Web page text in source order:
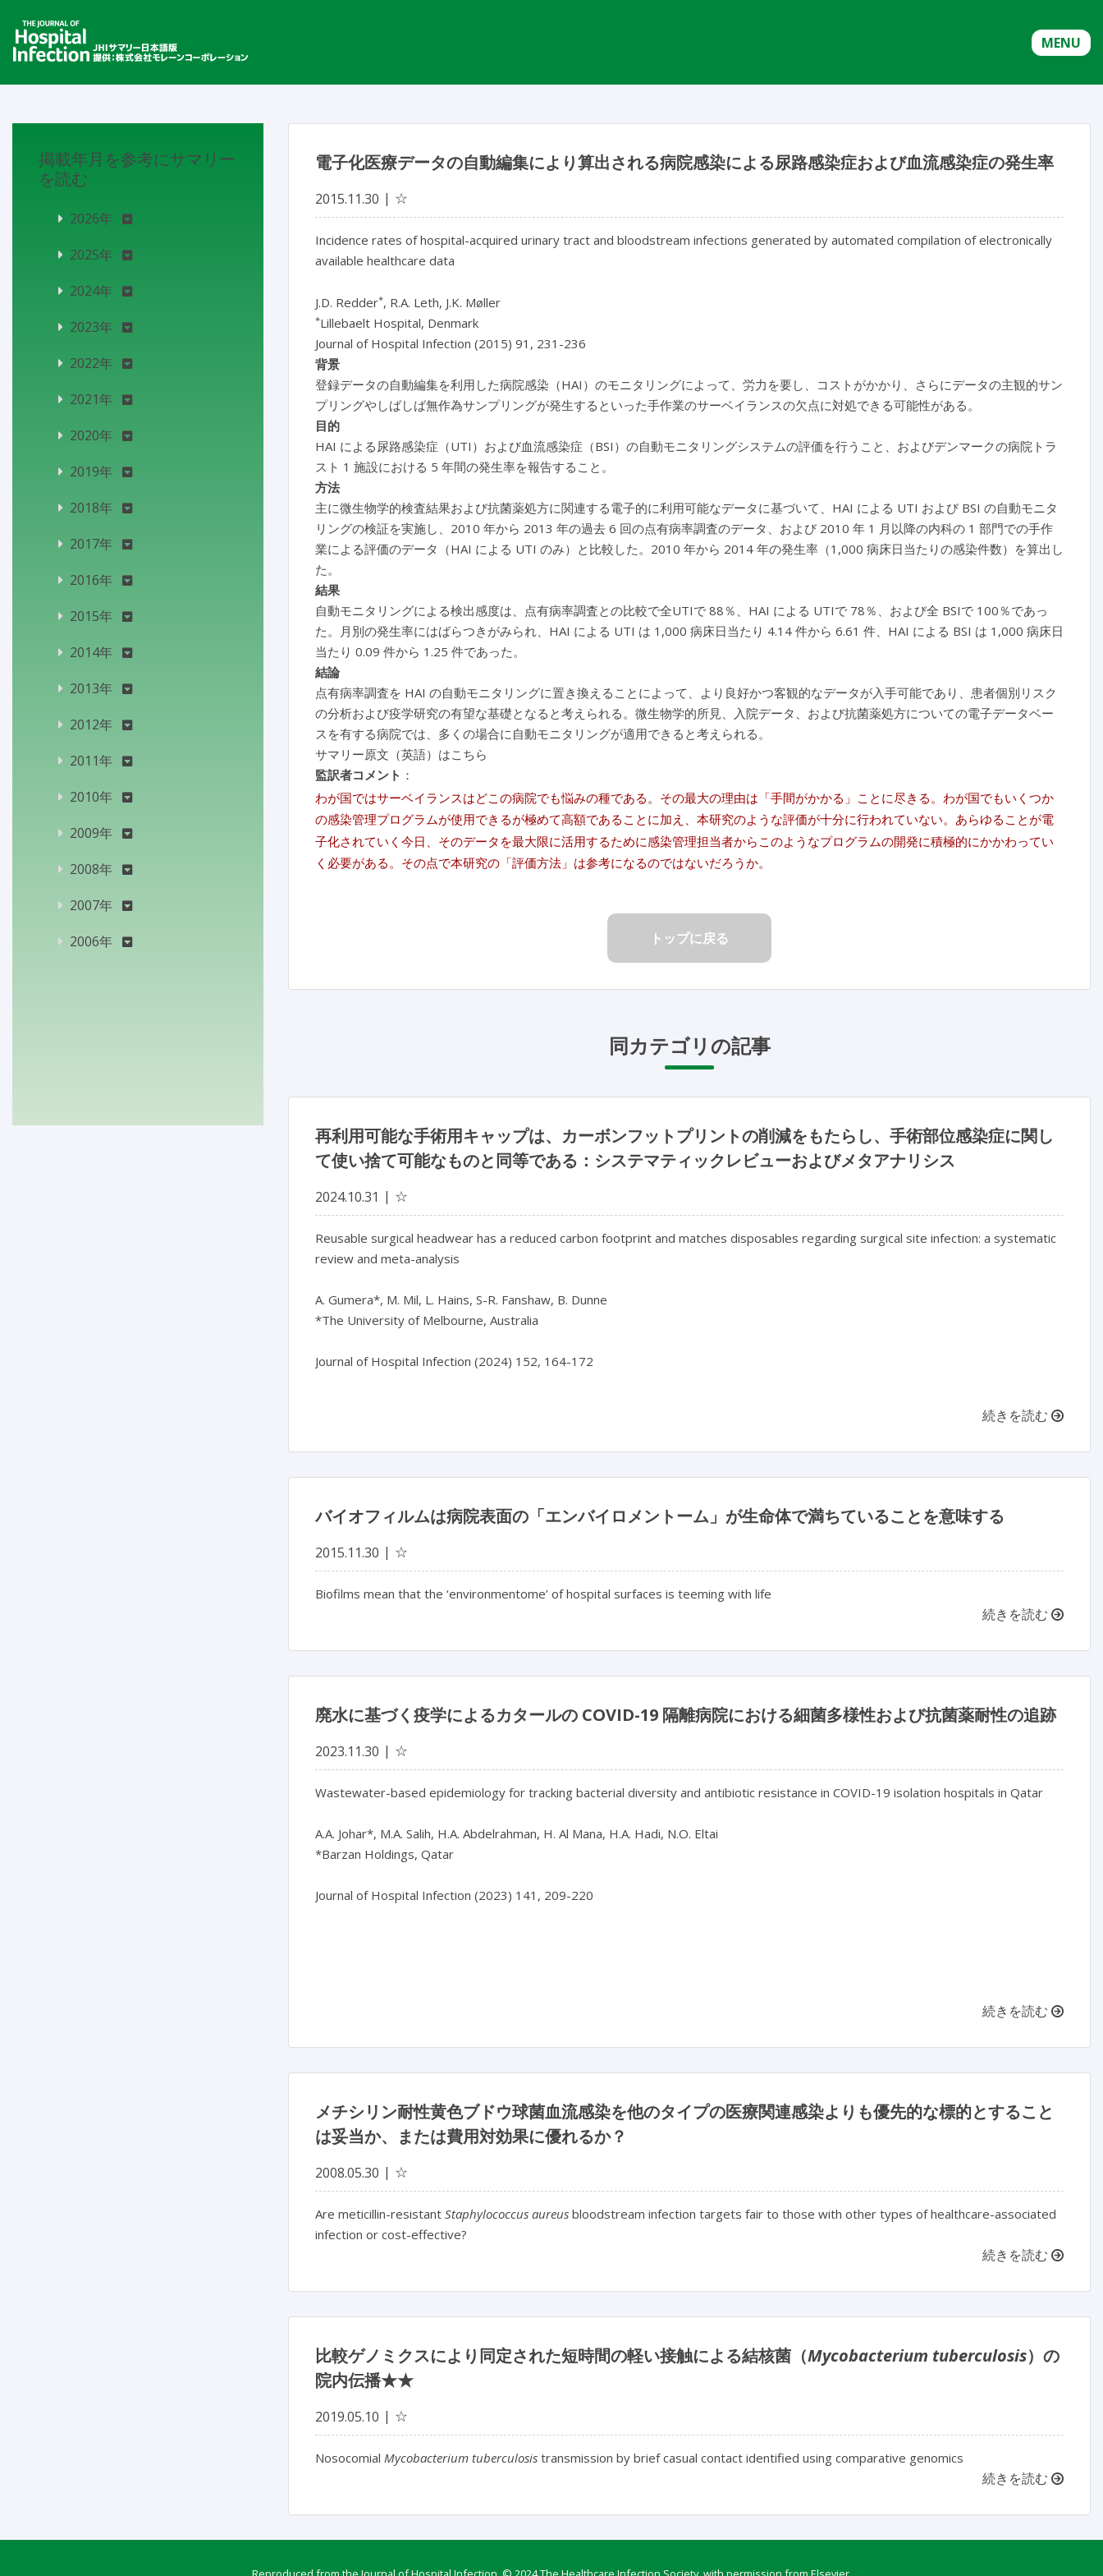
MENU
電子化医療データの自動編集により算出される病院感染による尿路感染症および血流感染症の発生率
2015.11.30 ☆
Incidence rates of hospital-acquired urinary tract and bloodstream infections generated by automated compilation of electronically
available healthcare data
J.D. Redder*, R.A. Leth, J.K. Møller
*Lillebaelt Hospital, Denmark
Journal of Hospital Infection (2015) 91, 231-236
背景
登録データの自動編集を利用した病院感染（HAI）のモニタリングによって、労力を要し、コストがかかり、さらにデータの主観的サン
プリングやしばしば無作為サンプリングが発生するといった手作業のサーベイランスの欠点に対処できる可能性がある。
目的
HAI による尿路感染症（UTI）および血流感染症（BSI）の自動モニタリングシステムの評価を行うこと、およびデンマークの病院トラ
スト 1 施設における 5 年間の発生率を報告すること。
方法
主に微生物学的検査結果および抗菌薬処方に関連する電子的に利用可能なデータに基づいて、HAI による UTI および BSI の自動モニタ
リングの検証を実施し、2010 年から 2013 年の過去 6 回の点有病率調査のデータ、および 2010 年 1 月以降の内科の 1 部門での手作
業による評価のデータ（HAI による UTI のみ）と比較した。2010 年から 2014 年の発生率（1,000 病床日当たりの感染件数）を算出し
た。
結果
自動モニタリングによる検出感度は、点有病率調査との比較で全UTIで 88％、HAI による UTIで 78％、および全 BSIで 100％であっ
た。月別の発生率にはばらつきがみられ、HAI による UTI は 1,000 病床日当たり 4.14 件から 6.61 件、HAI による BSI は 1,000 病床日
当たり 0.09 件から 1.25 件であった。
結論
点有病率調査を HAI の自動モニタリングに置き換えることによって、より良好かつ客観的なデータが入手可能であり、患者個別リスク
の分析および疫学研究の有望な基礎となると考えられる。微生物学的所見、入院データ、および抗菌薬処方についての電子データベー
スを有する病院では、多くの場合に自動モニタリングが適用できると考えられる。
サマリー原文（英語）はこちら
監訳者コメント ：
わが国ではサーベイランスはどこの病院でも悩みの種である。その最大の理由は「手間がかかる」ことに尽きる。わが国でもいくつか
の感染管理プログラムが使用できるが極めて高額であることに加え、本研究のような評価が十分に行われていない。あらゆることが電
子化されていく今日、そのデータを最大限に活用するために感染管理担当者からこのようなプログラムの開発に積極的にかかわってい
く必要がある。その点で本研究の「評価方法」は参考になるのではないだろうか。
トップに戻る
同カテゴリの記事
再利用可能な手術用キャップは、カーボンフットプリントの削減をもたらし、手術部位感染症に関し
て使い捨て可能なものと同等である：システマティックレビューおよびメタアナリシス
2024.10.31 ☆
Reusable surgical headwear has a reduced carbon footprint and matches disposables regarding surgical site infection: a systematic
review and meta-analysis
A. Gumera*, M. Mil, L. Hains, S-R. Fanshaw, B. Dunne
*The University of Melbourne, Australia
Journal of Hospital Infection (2024) 152, 164-172
続きを読む
バイオフィルムは病院表面の「エンバイロメントーム」が生命体で満ちていることを意味する
2015.11.30 ☆
Biofilms mean that the ‘environmentome’ of hospital surfaces is teeming with life
続きを読む
廃水に基づく疫学によるカタールの COVID-19 隔離病院における細菌多様性および抗菌薬耐性の追跡
2023.11.30 ☆
Wastewater-based epidemiology for tracking bacterial diversity and antibiotic resistance in COVID-19 isolation hospitals in Qatar
A.A. Johar*, M.A. Salih, H.A. Abdelrahman, H. Al Mana, H.A. Hadi, N.O. Eltai
*Barzan Holdings, Qatar
Journal of Hospital Infection (2023) 141, 209-220
続きを読む
メチシリン耐性黄色ブドウ球菌血流感染を他のタイプの医療関連感染よりも優先的な標的とすること
は妥当か、または費用対効果に優れるか？
2008.05.30 ☆
Are meticillin-resistant Staphylococcus aureus bloodstream infection targets fair to those with other types of healthcare-associated
infection or cost-effective?
続きを読む
比較ゲノミクスにより同定された短時間の軽い接触による結核菌（Mycobacterium tuberculosis）の
院内伝播★★
2019.05.10 ☆
Nosocomial Mycobacterium tuberculosis transmission by brief casual contact identified using comparative genomics
続きを読む
掲載年月を参考にサマリー
を読む
2026年
2025年
2024年
2023年
2022年
2021年
2020年
2019年
2018年
2017年
2016年
2015年
2014年
2013年
2012年
2011年
2010年
2009年
2008年
2007年
2006年